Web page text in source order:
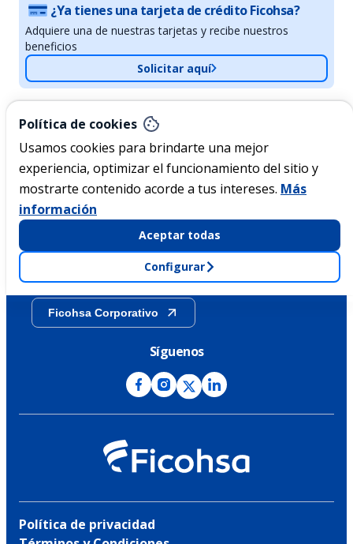
¿Ya tienes una tarjeta de crédito Ficohsa?
Adquiere una de nuestras tarjetas y recibe nuestros
beneficios
Solicitar aquí
Política de cookies
Usamos cookies para brindarte una mejor
experiencia, optimizar el funcionamiento del sitio y
mostrarte contenido acorde a tus intereses. Más
información
Aceptar todas
Configurar
Nicaragua
Acerca de Ficohsa
Sostenibilidad
Ficohsa Corporativo
Síguenos
Política de privacidad